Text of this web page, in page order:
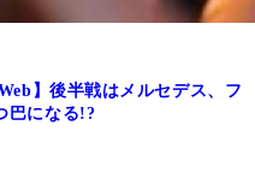
】後半戦はメルセデス、フ
巴になる!?